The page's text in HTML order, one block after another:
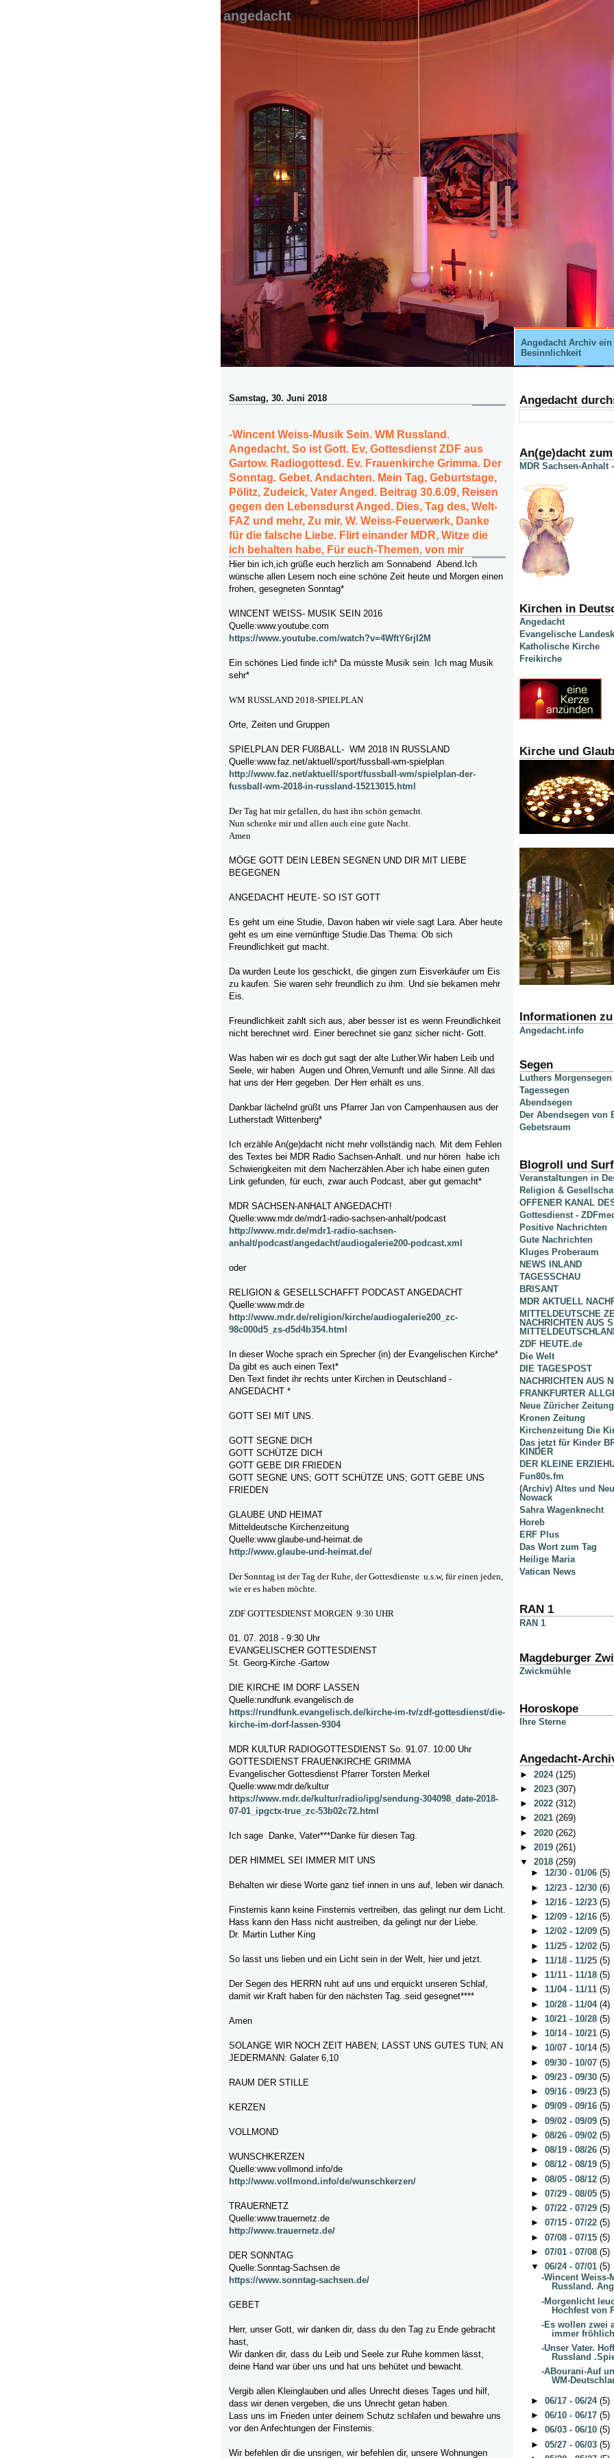
angedacht
Angedacht Archiv
Besinnlichkeit
Samstag, 30. Juni 2018
-Wincent Weiss-Musik Sein. WM Russland.
Angedacht, So ist Gott. Ev, Gottesdienst ZDF aus
Gartow. Radiogottesd. Ev. Frauenkirche Grimma. Der
Sonntag. Gebet. Andachten. Mein Tag, Geburtstage,
Pölitz, Zudeick, Vater Anged. Beitrag 30.6.09, Reisen
gegen den Lebensdurst Anged. Dies, Tag des, Welt-
FAZ und mehr, Zu mir, W. Weiss-Feuerwerk, Danke
für die falsche Liebe. Flirt einander MDR, Witze die
ich behalten habe, Für euch-Themen, von mir
Hier bin ich,ich grüße euch herzlich am Sonnabend Abend.Ich
wünsche allen Lesern noch eine schöne Zeit heute und Morgen einen
frohen, gesegneten Sonntag*
WINCENT WEISS- MUSIK SEIN 2016
Quelle:www.youtube.com
https://www.youtube.com/watch?v=4WftY6rjI2M
Ein schönes Lied finde ich* Da müsste Musik sein. Ich mag Musik
sehr*
WM RUSSLAND 2018-SPIELPLAN
Orte, Zeiten und Gruppen
SPIELPLAN DER FUßBALL- WM 2018 IN RUSSLAND
Quelle:www.faz.net/aktuell/sport/fussball-wm-spielplan
http://www.faz.net/aktuell/sport/fussball-wm/spielplan-der-
fussball-wm-2018-in-russland-15213015.html
Der Tag hat mir gefallen, du hast ihn schön gemacht.
Nun schenke mir und allen auch eine gute Nacht.
Amen
MÖGE GOTT DEIN LEBEN SEGNEN UND DIR MIT LIEBE
BEGEGNEN
ANGEDACHT HEUTE- SO IST GOTT
Es geht um eine Studie, Davon haben wir viele sagt Lara. Aber heute
geht es um eine vernünftige Studie.Das Thema: Ob sich
Freundlichkeit gut macht.
Da wurden Leute los geschickt, die gingen zum Eisverkäufer um Eis
zu kaufen. Sie waren sehr freundlich zu ihm. Und sie bekamen mehr
Eis.
Freundlichkeit zahlt sich aus, aber besser ist es wenn Freundlichkeit
nicht berechnet wird. Einer berechnet sie ganz sicher nicht- Gott.
Was haben wir es doch gut sagt der alte Luther.Wir haben Leib und
Seele, wir haben Augen und Ohren,Vernunft und alle Sinne. All das
hat uns der Herr gegeben. Der Herr erhält es uns.
Dankbar lächelnd grüßt uns Pfarrer Jan von Campenhausen aus der
Lutherstadt Wittenberg*
Ich erzähle An(ge)dacht nicht mehr vollständig nach. Mit dem Fehlen
des Textes bei MDR Radio Sachsen-Anhalt. und nur hören habe ich
Schwierigkeiten mit dem Nacherzählen.Aberich habe einen guten
Link gefunden, für euch, zwar auch Podcast, aber gut gemacht*
MDR SACHSEN-ANHALT ANGEDACHT!
Quelle:www.mdr.de/mdr1-radio-sachsen-anhalt/podcast
http://www.mdr.de/mdr1-radio-sachsen-
anhalt/podcast/angedacht/audiogalerie200-podcast.xml
oder
RELIGION & GESELLSCHAFFT PODCAST ANGEDACHT
Quelle:www.mdr.de
http://www.mdr.de/religion/kirche/audiogalerie200_zc-
98c000d5_zs-d5d4b354.html
In dieser Woche sprach ein Sprecher (in) der Evangelischen Kirche*
Da gibt es auch einen Text*
Den Text findet ihr rechts unter Kirchen in Deutschland -
ANGEDACHT *
GOTT SEI MIT UNS.
GOTT SEGNE DICH
GOTT SCHÜTZE DICH
GOTT GEBE DIR FRIEDEN
GOTT SEGNE UNS; GOTT SCHÜTZE UNS; GOTT GEBE UNS
FRIEDEN
GLAUBE UND HEIMAT
Mitteldeutsche Kirchenzeitung
Quelle:www.glaube-und-heimat.de
http://www.glaube-und-heimat.de/
Der Sonntag ist der Tag der Ruhe, der Gottesdienste u.s.w, für einen jeden,
wie er es haben möchte.
ZDF GOTTESDIENST MORGEN 9:30 UHR
01. 07. 2018 - 9:30 Uhr
EVANGELISCHER GOTTESDIENST
St. Georg-Kirche -Gartow
DIE KIRCHE IM DORF LASSEN
Quelle:rundfunk.evangelisch.de
https://rundfunk.evangelisch.de/kirche-im-tv/zdf-gottesdienst/die-
kirche-im-dorf-lassen-9304
MDR KULTUR RADIOGOTTESDIENST So. 91.07. 10:00 Uhr
GOTTESDIENST FRAUENKIRCHE GRIMMA
Evangelischer Gottesdienst Pfarrer Torsten Merkel
Quelle:www.mdr.de/kultur
https://www.mdr.de/kultur/radio/ipg/sendung-304098_date-2018-
07-01_ipgctx-true_zc-53b02c72.html
Ich sage Danke, Vater***Danke für diesen Tag.
DER HIMMEL SEI IMMER MIT UNS
Behalten wir diese Worte ganz tief innen in uns auf, leben wir danach.
Finsternis kann keine Finsternis vertreiben, das gelingt nur dem Licht.
Hass kann den Hass nicht austreiben, da gelingt nur der Liebe.
Dr. Martin Luther King
So lasst uns lieben und ein Licht sein in der Welt, hier und jetzt.
Der Segen des HERRN ruht auf uns und erquickt unseren Schlaf,
damit wir Kraft haben für den nächsten Tag..seid gesegnet****
Amen
SOLANGE WIR NOCH ZEIT HABEN; LASST UNS GUTES TUN; AN
JEDERMANN: Galater 6,10
RAUM DER STILLE
KERZEN
VOLLMOND
WUNSCHKERZEN
Quelle:www.vollmond.info/de
http://www.vollmond.info/de/wunschkerzen/
TRAUERNETZ
Quelle:www.trauernetz.de
http://www.trauernetz.de/
DER SONNTAG
Quelle:Sonntag-Sachsen.de
https://www.sonntag-sachsen.de/
GEBET
Herr, unser Gott, wir danken dir, dass du den Tag zu Ende gebracht
hast,
Wir danken dir, dass du Leib und Seele zur Ruhe kommen lässt,
deine Hand war über uns und hat uns behütet und bewacht.
Vergib allen Kleinglauben und alles Unrecht dieses Tages und hilf,
dass wir denen vergeben, die uns Unrecht getan haben.
Lass uns im Frieden unter deinem Schutz schlafen und bewahre uns
vor den Anfechtungen der Finsternis.
Wir befehlen dir die unsrigen, wir befehlen dir, unsere Wohnungen
Angedacht
An(ge)dacht
MDR Sachsen-Anhalt
Kirchen in
Angedacht
Evangelische
Katholische Kirche
Freikirche
Kirche und
Informationen
Angedacht.info
Segen
Luthers Morgensegen
Tagessegen
Abendsegen
Der Abendsegen von
Gebetsraum
Blogroll und
Veranstaltungen in
Religion &
OFFENER KANAL
Gottesdienst -
Positive Nachrichten
Gute Nachrichten
Kluges Proberaum
NEWS INLAND
TAGESSCHAU
BRISANT
MDR AKTUELL
MITTELDEUTSCHE
NACHRICHTEN AUS
ZDF HEUTE.de
Die Welt
DIE TAGESPOST
NACHRICHTEN AUS
FRANKFURTER
Neue Züricher Zeitung
Kronen Zeitung
Kirchenzeitung Die
Das jetzt für Kinder
KINDER
DER KLEINE
Fun80s.fm
(Archiv) Altes und
Nowack
Sahra Wagenknecht
Horeb
ERF Plus
Das Wort zum Tag
Heilige Maria
Vatican News
RAN 1
RAN 1
Magdeburger
Zwickmühle
Horoskope
Ihre Sterne
Angedacht-
► 2024 (125)
► 2023 (307)
► 2022 (312)
► 2021 (269)
► 2020 (262)
► 2019 (261)
▼ 2018 (259)
► 12/30 - 01/06 (5)
► 12/23 - 12/30 (6)
► 12/16 - 12/23 (5)
► 12/09 - 12/16 (5)
► 12/02 - 12/09 (5)
► 11/25 - 12/02 (5)
► 11/18 - 11/25 (5)
► 11/11 - 11/18 (5)
► 11/04 - 11/11 (5)
► 10/28 - 11/04 (4)
► 10/21 - 10/28 (5)
► 10/14 - 10/21 (5)
► 10/07 - 10/14 (5)
► 09/30 - 10/07 (5)
► 09/23 - 09/30 (5)
► 09/16 - 09/23 (5)
► 09/09 - 09/16 (5)
► 09/02 - 09/09 (5)
► 08/26 - 09/02 (5)
► 08/19 - 08/26 (5)
► 08/12 - 08/19 (5)
► 08/05 - 08/12 (5)
► 07/29 - 08/05 (5)
► 07/22 - 07/29 (5)
► 07/15 - 07/22 (5)
► 07/08 - 07/15 (5)
► 07/01 - 07/08 (5)
▼ 06/24 - 07/01 (5)
-Wincent Weiss-
Russland.
-Morgenlicht
Hochfest von
-Es wollen zwei
immer
-Unser Vater.
Russland
-ABourani-Auf
WM-
► 06/17 - 06/24 (5)
► 06/10 - 06/17 (5)
► 06/03 - 06/10 (5)
► 05/27 - 06/03 (5)